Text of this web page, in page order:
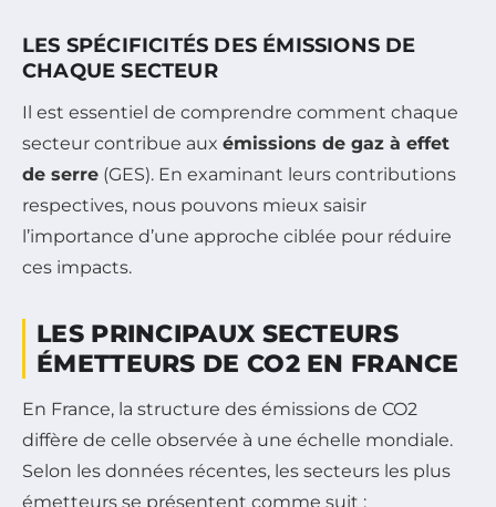
LES SPÉCIFICITÉS DES ÉMISSIONS DE
CHAQUE SECTEUR
Il est essentiel de comprendre comment chaque
secteur contribue aux émissions de gaz à effet
de serre (GES). En examinant leurs contributions
respectives, nous pouvons mieux saisir
l’importance d’une approche ciblée pour réduire
ces impacts.
LES PRINCIPAUX SECTEURS
ÉMETTEURS DE CO2 EN FRANCE
En France, la structure des émissions de CO2
diffère de celle observée à une échelle mondiale.
Selon les données récentes, les secteurs les plus
émetteurs se présentent comme suit :